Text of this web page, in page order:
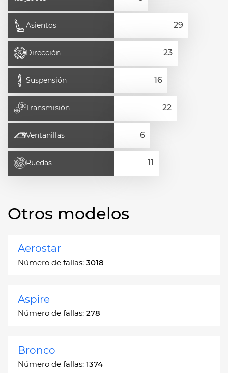
Asientos
Dirección
Suspensión
Transmisión
Ventanillas
Ruedas
Otros modelos
Aerostar
Número de fallas: 3018
Aspire
Número de fallas: 278
Bronco
Número de fallas: 1374